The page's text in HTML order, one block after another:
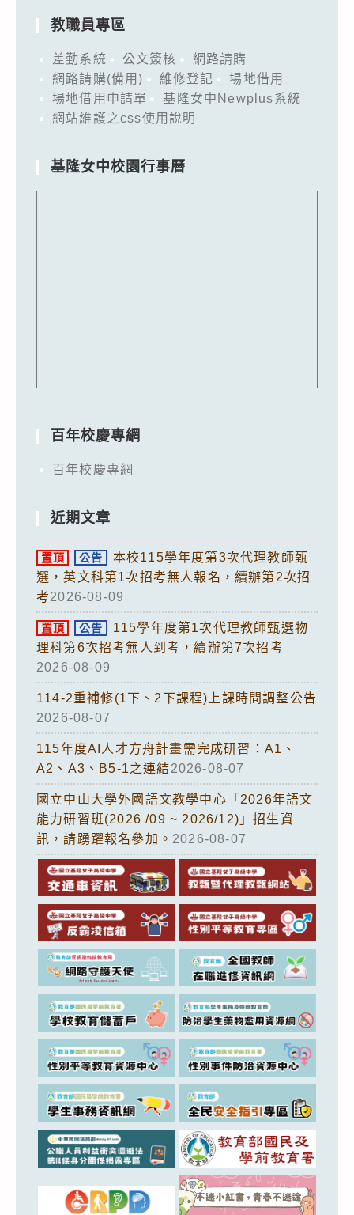
教職員專區
差勤系統 公文簽核
網路請購
網路請購(備用)
維修登記
場地借用
場地借用申請單
基隆女中Newplus系統
網站維護之css使用說明
基隆女中校園行事曆
百年校慶專網
百年校慶專網
近期文章
置頂 公告
本校115學年度第3次代理教師甄
選，英文科第1次招考無人報名，續辦第2次招
考2026-08-09
置頂 公告
115學年度第1次代理教師甄選物
理科第6次招考無人到考，續辦第7次招考
2026-08-09
114-2重補修(1下、2下課程)上課時間調整公告
2026-08-07
115年度AI人才方舟計畫需完成研習：A1、
A2、A3、B5-1之連結2026-08-07
國立中山大學外國語文教學中心「2026年語文
能力研習班(2026 /09 ~ 2026/12)」招生資
訊，請踴躍報名參加。 2026-08-07